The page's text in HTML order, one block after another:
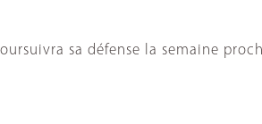
sa défense la semaine